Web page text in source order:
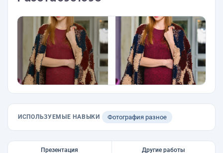
ИСПОЛЬЗУЕМЫЕ НАВЫКИ Фотография разное
Презентация Другие работы